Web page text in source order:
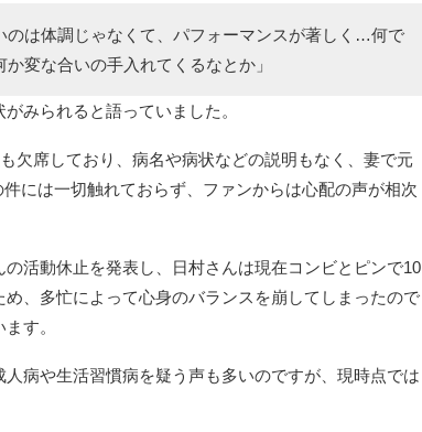
のは体調じゃなくて、パフォーマンスが著しく…何で
変な合いの手入れてくるなとか」
みられると語っていました。
欠席しており、病名や病状などの説明もなく、妻で元
には一切触れておらず、ファンからは心配の声が相次
活動休止を発表し、日村さんは現在コンビとピンで10
、多忙によって心身のバランスを崩してしまったので
す。
病や生活習慣病を疑う声も多いのですが、現時点では